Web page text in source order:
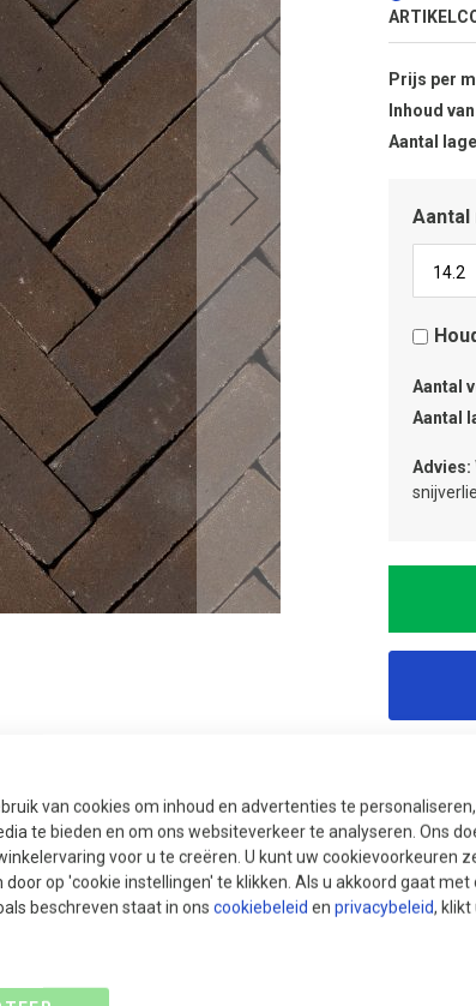
van cookies om inhoud en advertenties te
te bieden en om ons websiteverkeer te analyseren. Ons
voor u te creëren. U kunt uw cookievoorkeuren
op 'cookie instellingen' te klikken. Als u akkoord gaat met
beschreven staat in ons cookiebeleid en privacybeleid, klikt
Prijs per
Inhoud
Aantal
Aantal
Aantal
Aantal
Advies: